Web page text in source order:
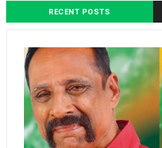
RECENT POSTS